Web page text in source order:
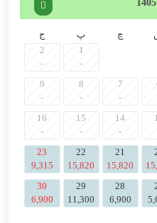
چ پ
ج
1
-
2
-
7
-
8
-
9
-
14
-
15
-
16
-
21
15,820
22
15,820
23
9,315
28
6,900
29
11,300
30
6,900